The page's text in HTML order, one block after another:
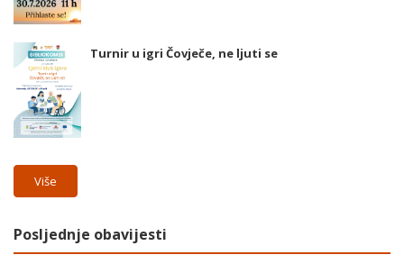
Turnir u igri Čovječe, ne ljuti se
Više
Posljednje obavijesti